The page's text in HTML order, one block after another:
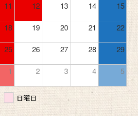
11 12 13 14 15
18 19 20 21 22
25 26 27 28 29
1 2 3 4 5
日曜日